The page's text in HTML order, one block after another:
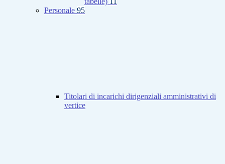
Personale 95
Titolari di incarichi dirigenziali amministrativi di
vertice